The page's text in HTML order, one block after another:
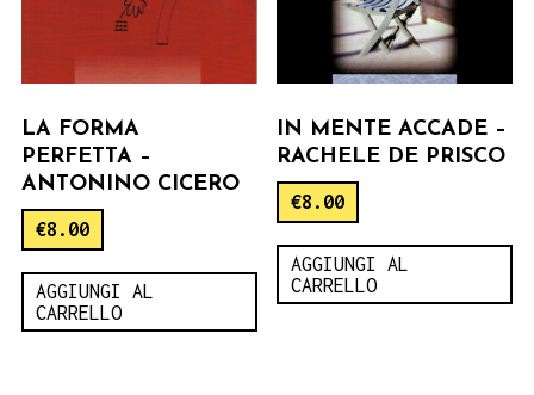
LA FORMA
PERFETTA –
ANTONINO CICERO
€8.00
AGGIUNGI AL
CARRELLO
IN MENTE ACCADE –
RACHELE DE PRISCO
€8.00
AGGIUNGI AL
CARRELLO